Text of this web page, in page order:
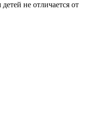
не отличается от